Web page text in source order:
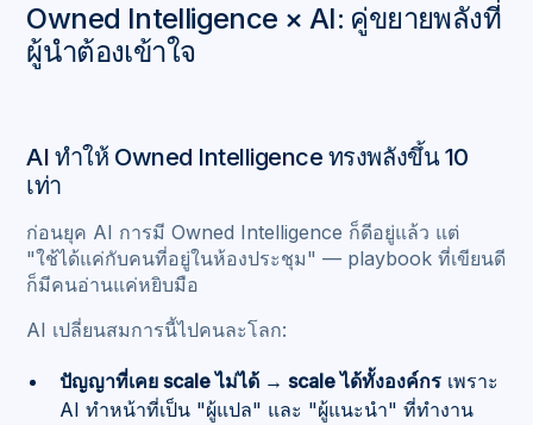
Owned Intelligence × AI: คู่ขยายพลังที่
ผู้นำต้องเข้าใจ
AI ทำให้ Owned Intelligence ทรงพลังขึ้น 10
เท่า
ก่อนยุค AI การมี Owned Intelligence ก็ดีอยู่แล้ว แต่
"ใช้ได้แค่กับคนที่อยู่ในห้องประชุม" — playbook ที่เขียนดี
ก็มีคนอ่านแค่หยิบมือ
AI เปลี่ยนสมการนี้ไปคนละโลก:
ปัญญาที่เคย scale ไม่ได้ → scale ได้ทั้งองค์กร เพราะ
AI ทำหน้าที่เป็น "ผู้แปล" และ "ผู้แนะนำ" ที่ทำงาน